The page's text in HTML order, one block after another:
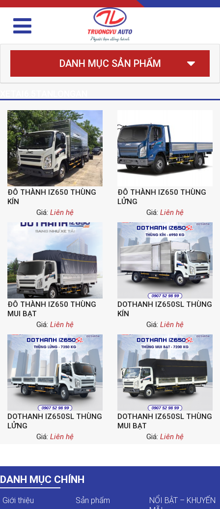
DANH MỤC SẢN PHẨM
ĐÔ THÀNH IZ650 THÙNG
KÍN
Giá: Liên hệ
ĐÔ THÀNH IZ650 THÙNG
LỬNG
Giá: Liên hệ
ĐÔ THÀNH IZ650 THÙNG
MUI BẠT
Giá: Liên hệ
DOTHANH IZ650SL THÙNG
KÍN
Giá: Liên hệ
DOTHANH IZ650SL THÙNG
LỬNG
Giá: Liên hệ
DOTHANH IZ650SL THÙNG
MUI BẠT
Giá: Liên hệ
DANH MỤC CHÍNH
Giới thiệu
Sản phẩm
NỔI BẬT – KHUYẾN